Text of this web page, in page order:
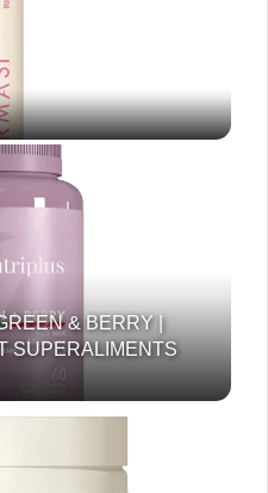
& BERRY |
SUPERALIMENTS